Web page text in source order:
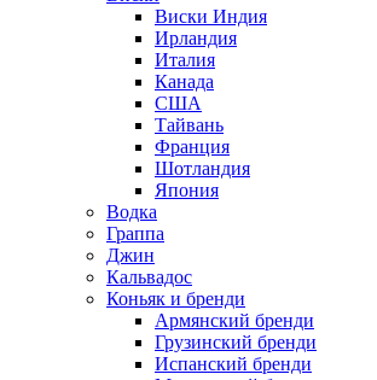
Виски Индия
Ирландия
Италия
Канада
США
Тайвань
Франция
Шотландия
Япония
Водка
Граппа
Джин
Кальвадос
Коньяк и бренди
Армянский бренди
Грузинский бренди
Испанский бренди